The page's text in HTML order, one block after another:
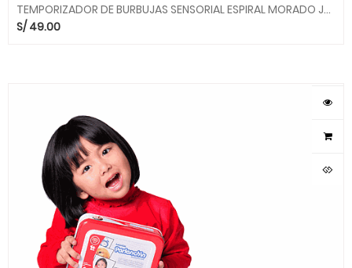
TEMPORIZADOR DE BURBUJAS SENSORIAL ESPIRAL MORADO JSP018 ALEGRIA
S/49.00